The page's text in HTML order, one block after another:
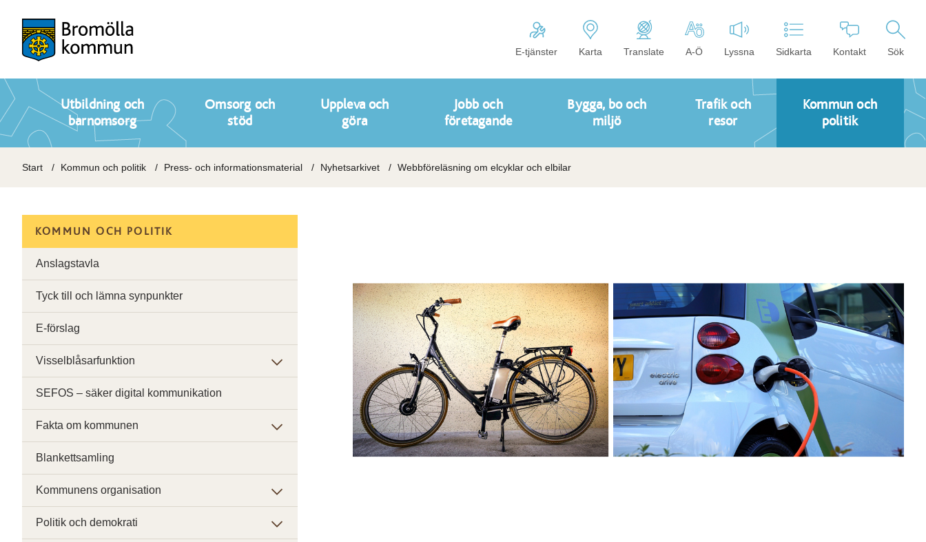
E-tjänster Karta Translate A-Ö Lyssna Sidkarta Kontakt Sök
Utbildning och
barnomsorg
Omsorg och
stöd
Uppleva och
göra
Jobb och
företagande
Bygga, bo och
miljö
Trafik och
resor
Kommun och
politik
Start Kommun och politik Press- och informationsmaterial Nyhetsarkivet Webbföreläsning om elcyklar och elbilar
KOMMUN OCH POLITIK
Anslagstavla
Tyck till och lämna synpunkter
E-förslag
Visselblåsarfunktion
SEFOS – säker digital kommunikation
Fakta om kommunen
Blankettsamling
Kommunens organisation
Politik och demokrati